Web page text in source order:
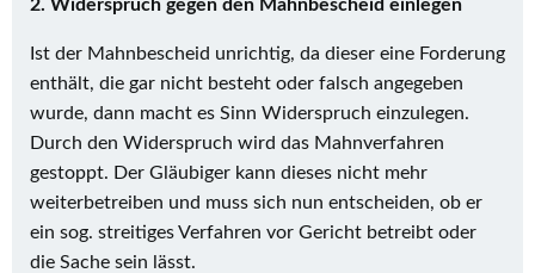
2. Widerspruch gegen den Mahnbescheid einlegen
Ist der Mahnbescheid unrichtig, da dieser eine Forderung
enthält, die gar nicht besteht oder falsch angegeben
wurde, dann macht es Sinn Widerspruch einzulegen.
Durch den Widerspruch wird das Mahnverfahren
gestoppt. Der Gläubiger kann dieses nicht mehr
weiterbetreiben und muss sich nun entscheiden, ob er
ein sog. streitiges Verfahren vor Gericht betreibt oder
die Sache sein lässt.